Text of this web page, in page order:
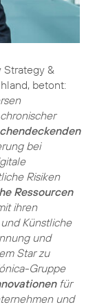
Strategy &
betont:
bei
Risiken
Ressourcen
ihren
Künstliche
und
Star zu
Gruppe
für
und